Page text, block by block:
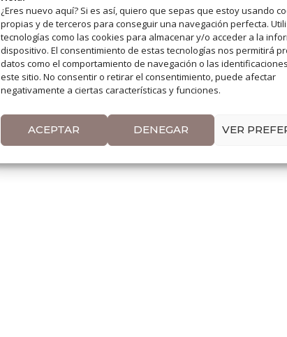
¿Eres nuevo aquí? Si es así, quiero que sepas que estoy usando
propias y de terceros para conseguir una navegación perfecta.
tecnologías como las cookies para almacenar y/o acceder a la
dispositivo. El consentimiento de estas tecnologías nos permitirá
datos como el comportamiento de navegación o las
este sitio. No consentir o retirar el consentimiento, puede afectar
negativamente a ciertas características y funciones.
ACEPTAR DENEGAR VER